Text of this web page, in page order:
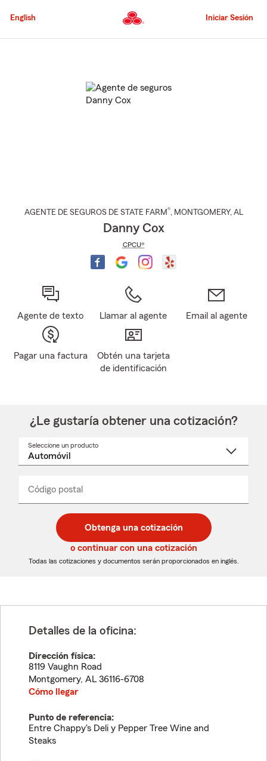
al
principal
English Iniciar Sesión
AGENTE DE SEGUROS DE STATE FARM®, MONTGOMERY, AL
Danny Cox
CPCU®
Agente de texto Llamar al agente Email al agente
Pagar una factura
Obtén una tarjeta
de identificación
¿Le gustaría obtener una cotización?
Seleccione un producto
desplegable
Código postal
de
5
dígitos
de
5
dígitos
_____
Obtenga una cotización
o continuar con una cotización
Todas las cotizaciones y documentos serán proporcionados en inglés.
Detalles de la oficina:
Dirección física:
8119 Vaughn Road
Montgomery, AL 36116-6708
Cómo llegar
Punto de referencia:
Entre Chappy's Deli y Pepper Tree Wine and
Steaks